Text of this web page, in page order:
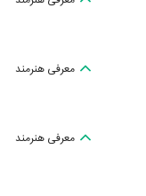
معرفی هنرمند
معرفی هنرمند